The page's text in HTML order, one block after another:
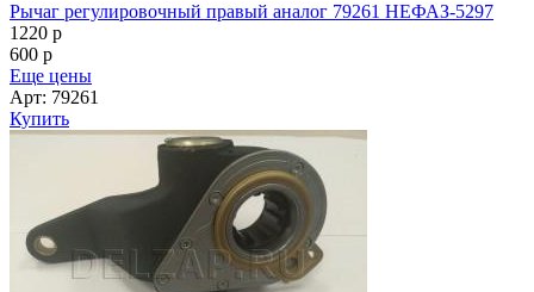
Рычаг регулировочный правый аналог 79261 НЕФАЗ-5297
1220 p
600 p
Еще цены
Арт: 79261
Купить